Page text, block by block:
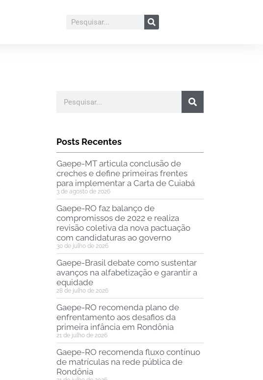
Posts Recentes
Gaepe-MT articula conclusão de
creches e define primeiras frentes
para implementar a Carta de Cuiabá
3 de agosto de 2026
Gaepe-RO faz balanço de
compromissos de 2022 e realiza
revisão coletiva da nova pactuação
com candidaturas ao governo
30 de julho de 2026
Gaepe-Brasil debate como sustentar
avanços na alfabetização e garantir a
equidade
28 de julho de 2026
Gaepe-RO recomenda plano de
enfrentamento aos desafios da
primeira infância em Rondônia
21 de julho de 2026
Gaepe-RO recomenda fluxo contínuo
de matrículas na rede pública de
Rondônia